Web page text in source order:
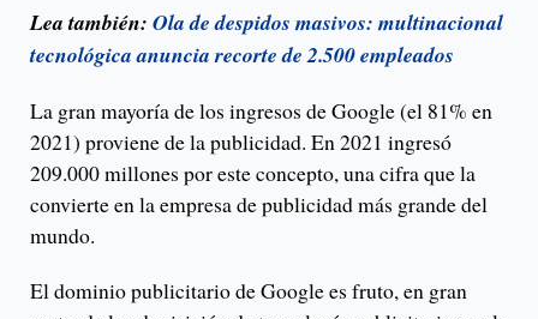
Lea también: Ola de despidos masivos: multinacional
tecnológica anuncia recorte de 2.500 empleados
La gran mayoría de los ingresos de Google (el 81% en
2021) proviene de la publicidad. En 2021 ingresó
209.000 millones por este concepto, una cifra que la
convierte en la empresa de publicidad más grande del
mundo.
El dominio publicitario de Google es fruto, en gran